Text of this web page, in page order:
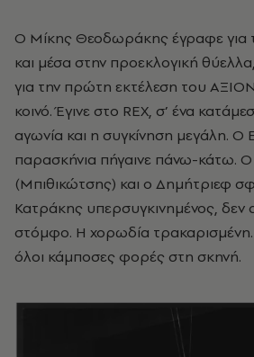
Ο Μίκης Θεοδωράκης έγραφε για
και μέσα στην προεκλογική
για την πρώτη εκτέλεση του
κοινό. Έγινε στο REX, σ’ ένα
αγωνία και η συγκίνηση μεγάλη. Ο
παρασκήνια πήγαινε πάνω-κάτω.
(Μπιθικώτσης) και ο Δημήτριεφ
Κατράκης υπερσυγκινημένος, δεν
στόμφο. Η χορωδία
όλοι κάμποσες φορές στη σκηνή.